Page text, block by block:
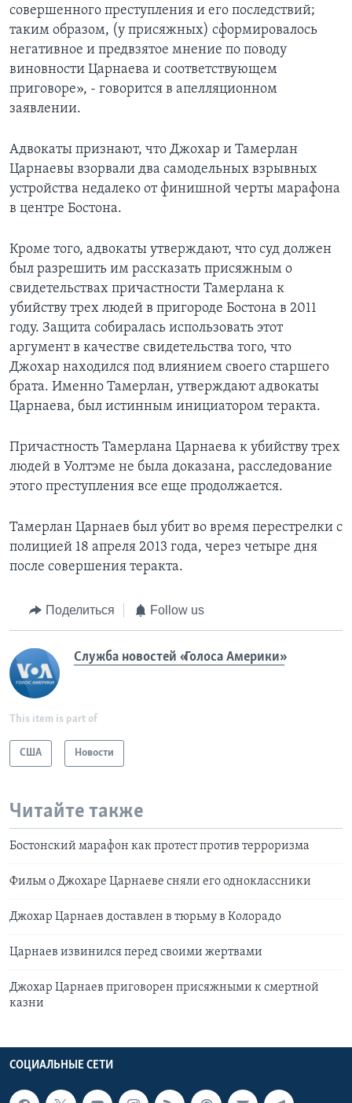
совершенного преступления и его последствий;
таким образом, (у присяжных) сформировалось
негативное и предвзятое мнение по поводу
виновности Царнаева и соответствующем
приговоре», - говорится в апелляционном
заявлении.
Адвокаты признают, что Джохар и Тамерлан
Царнаевы взорвали два самодельных взрывных
устройства недалеко от финишной черты марафона
в центре Бостона.
Кроме того, адвокаты утверждают, что суд должен
был разрешить им рассказать присяжным о
свидетельствах причастности Тамерлана к
убийству трех людей в пригороде Бостона в 2011
году. Защита собиралась использовать этот
аргумент в качестве свидетельства того, что
Джохар находился под влиянием своего старшего
брата. Именно Тамерлан, утверждают адвокаты
Царнаева, был истинным инициатором теракта.
Причастность Тамерлана Царнаева к убийству трех
людей в Уолтэме не была доказана, расследование
этого преступления все еще продолжается.
Тамерлан Царнаев был убит во время перестрелки с
полицией 18 апреля 2013 года, через четыре дня
после совершения теракта.
Поделиться Follow us
Служба новостей «Голоса Америки»
This item is part of
США Новости
Читайте также
Бостонский марафон как протест против терроризма
Фильм о Джохаре Царнаеве сняли его одноклассники
Джохар Царнаев доставлен в тюрьму в Колорадо
Царнаев извинился перед своими жертвами
Джохар Царнаев приговорен присяжными к смертной
казни
СОЦИАЛЬНЫЕ СЕТИ